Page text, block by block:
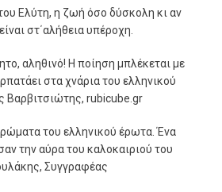
Ελύτη, η ζωή όσο δύσκολη κι αν
στ΄αλήθεια υπέροχη.
αληθινό! Η ποίηση μπλέκεται με
στα χνάρια του ελληνικού
Βαρβιτσιώτης, rubicube.gr
του ελληνικού έρωτα. Ένα
την αύρα του καλοκαιριού του
Συγγραφέας